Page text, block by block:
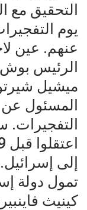
التحقيق مع
يوم
عنهم. عين
الرئيس
ميشيل
المسئول
إلى
تمول دولة
كينيث